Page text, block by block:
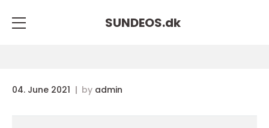
SUNDEOS.dk
04. June 2021 by admin